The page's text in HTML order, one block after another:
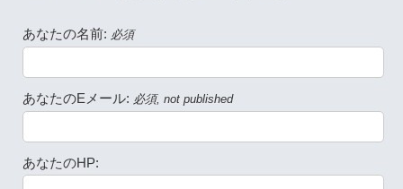
あなたの名前: 必須
あなたのEメール: 必須, not published
あなたのHP: